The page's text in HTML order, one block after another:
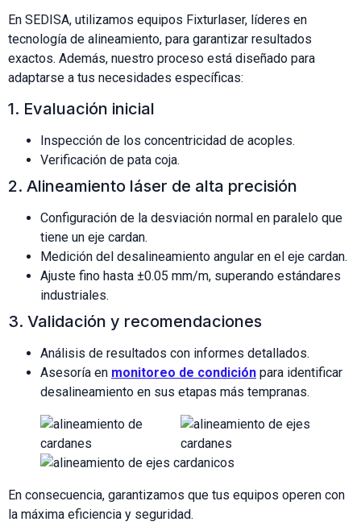
En SEDISA, utilizamos equipos Fixturlaser, líderes en
tecnología de alineamiento, para garantizar resultados
exactos. Además, nuestro proceso está diseñado para
adaptarse a tus necesidades específicas:
1. Evaluación inicial
Inspección de los concentricidad de acoples.
Verificación de pata coja.
2. Alineamiento láser de alta precisión
Configuración de la desviación normal en paralelo que
tiene un eje cardan.
Medición del desalineamiento angular en el eje cardan.
Ajuste fino hasta ±0.05 mm/m, superando estándares
industriales.
3. Validación y recomendaciones
Análisis de resultados con informes detallados.
Asesoría en monitoreo de condición para identificar
desalineamiento en sus etapas más tempranas.
En consecuencia, garantizamos que tus equipos operen con
la máxima eficiencia y seguridad.